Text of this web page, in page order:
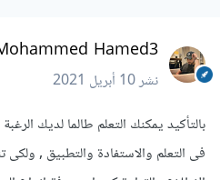
Hamed3
نشر10 أبريل 2021
بالتأكيد يمكنك التعلم طالما لديك
فى التعلم والاستفادة والتطبيق , ولكى